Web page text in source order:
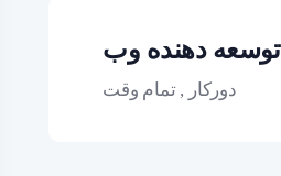
توسعه دهنده وب
تمام وقت , دورکار